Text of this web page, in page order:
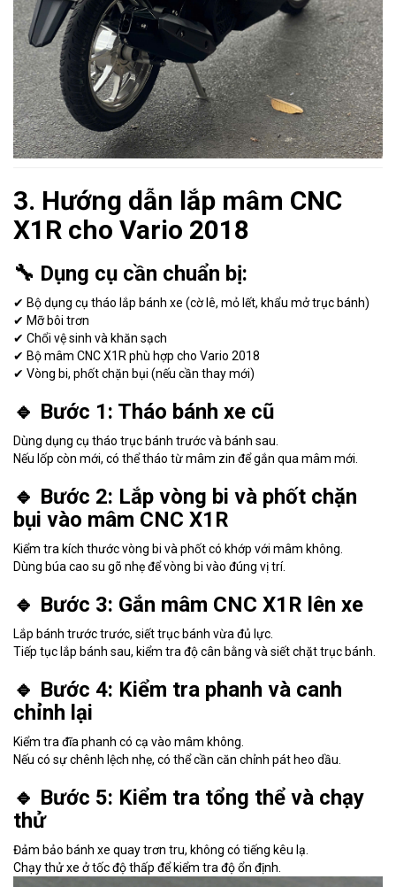
3. Hướng dẫn lắp mâm CNC
X1R cho Vario 2018
🔧 Dụng cụ cần chuẩn bị:
✔ Bộ dụng cụ tháo lắp bánh xe (cờ lê, mỏ lết, khẩu mở trục bánh)
✔ Mỡ bôi trơn
✔ Chổi vệ sinh và khăn sạch
✔ Bộ mâm CNC X1R phù hợp cho Vario 2018
✔ Vòng bi, phốt chặn bụi (nếu cần thay mới)
🔹 Bước 1: Tháo bánh xe cũ
Dùng dụng cụ tháo trục bánh trước và bánh sau.
Nếu lốp còn mới, có thể tháo từ mâm zin để gắn qua mâm mới.
🔹 Bước 2: Lắp vòng bi và phốt chặn
bụi vào mâm CNC X1R
Kiểm tra kích thước vòng bi và phốt có khớp với mâm không.
Dùng búa cao su gõ nhẹ để vòng bi vào đúng vị trí.
🔹 Bước 3: Gắn mâm CNC X1R lên xe
Lắp bánh trước trước, siết trục bánh vừa đủ lực.
Tiếp tục lắp bánh sau, kiểm tra độ cân bằng và siết chặt trục bánh.
🔹 Bước 4: Kiểm tra phanh và canh
chỉnh lại
Kiểm tra đĩa phanh có cạ vào mâm không.
Nếu có sự chênh lệch nhẹ, có thể cần căn chỉnh pát heo dầu.
🔹 Bước 5: Kiểm tra tổng thể và chạy
thử
Đảm bảo bánh xe quay trơn tru, không có tiếng kêu lạ.
Chạy thử xe ở tốc độ thấp để kiểm tra độ ổn định.